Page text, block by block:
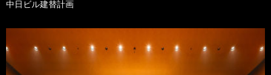
中日ビル建替計画